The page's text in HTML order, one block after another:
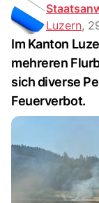
Luzern,
Im Kanton
mehreren
sich diverse
Feuerverbot.